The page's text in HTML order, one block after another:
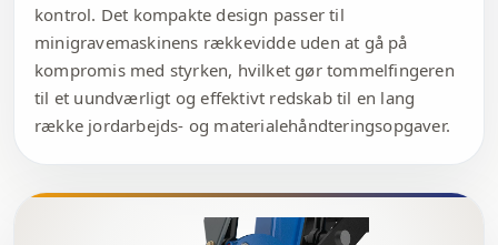
kontrol. Det kompakte design passer til
minigravemaskinens rækkevidde uden at gå på
kompromis med styrken, hvilket gør tommelfingeren
til et uundværligt og effektivt redskab til en lang
række jordarbejds- og materialehåndteringsopgaver.